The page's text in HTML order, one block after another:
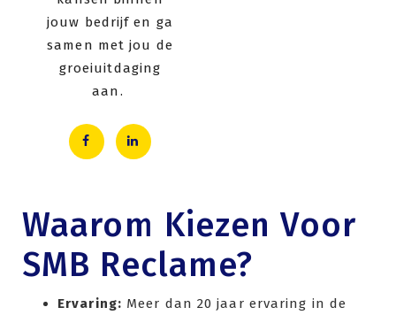
jouw bedrijf en ga
samen met jou de
groeiuitdaging
aan.
Waarom Kiezen Voor
SMB Reclame?
Ervaring: Meer dan 20 jaar ervaring in de